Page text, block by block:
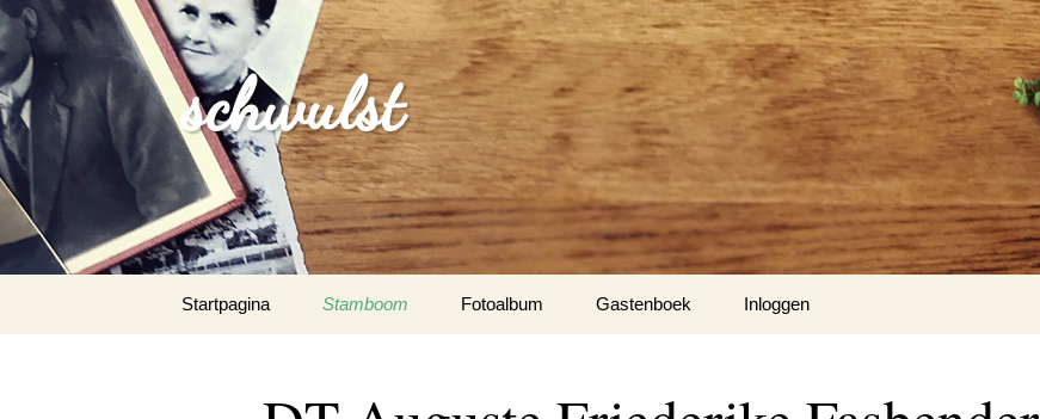
schwulst
naar
Startpagina Stamboom Fotoalbum Gastenboek
Inloggen